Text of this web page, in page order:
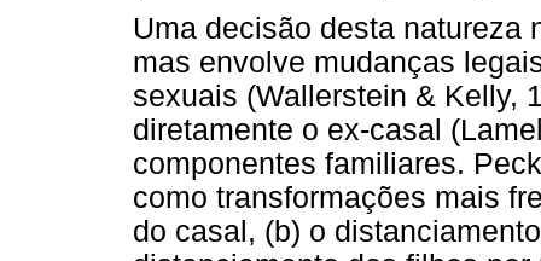
Uma decisão desta natureza
mas envolve mudanças
sexuais (Wallerstein & Kelly,
diretamente o ex-casal
componentes familiares.
como transformações mais
do casal, (b) o